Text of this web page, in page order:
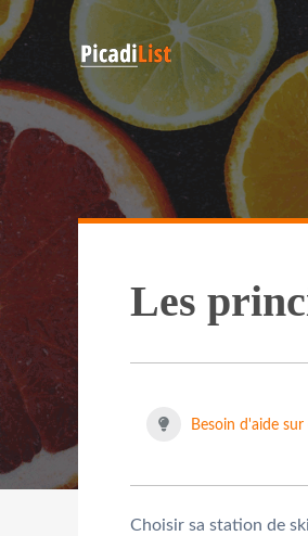
Les
Besoin d'aide sur
Choisir sa station de